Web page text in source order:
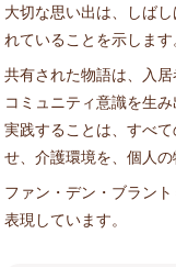
大切な思い出は、しば
れていることを示します
共有された物語は、入
コミュニティ意識を生
実践することは、すべ
せ、介護環境を、個人の
ファン・デン・ブラン
表現しています。